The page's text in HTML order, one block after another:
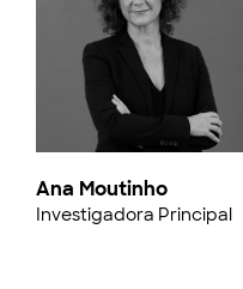
Ana Moutinho
Investigadora Principal